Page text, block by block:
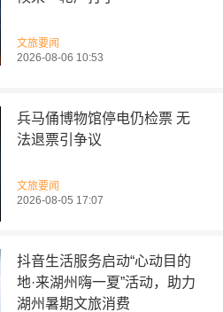
文旅要闻
2026-08-06 10:53
兵马俑博物馆停电仍检票 无
法退票引争议
文旅要闻
2026-08-05 17:07
抖音生活服务启动“心动目的
地·来湖州嗨一夏”活动，助力
湖州暑期文旅消费